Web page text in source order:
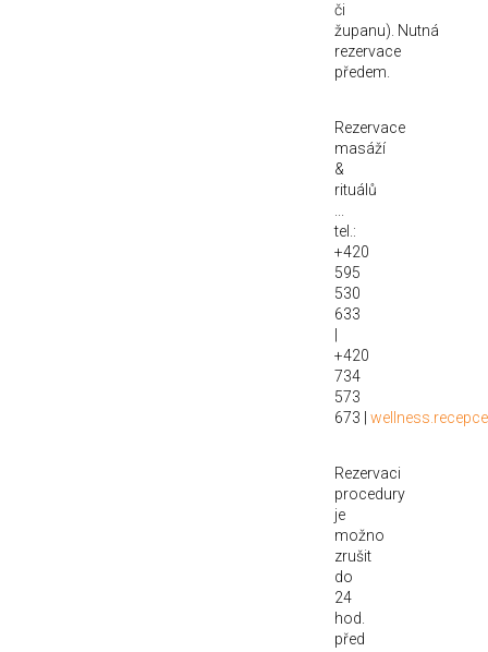
či
županu). Nutná
rezervace
předem.
Rezervace
masáží
&
rituálů
...
tel.:
+420
595
530
633
+420
734
573
673 |
Rezervaci
procedury
je
možno
zrušit
do
24
hod.
před